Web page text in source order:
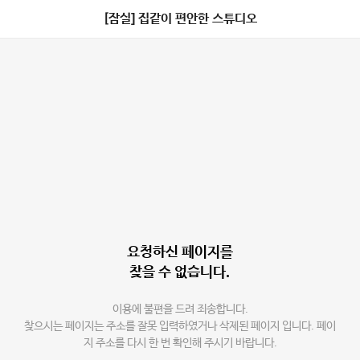
[잠실] 집같이 편안한 스튜디오
요청하신 페이지를
찾을 수 없습니다.
이용에 불편을 드려 죄송합니다.
찾으시는 페이지는 주소를 잘못 입력하였거나 삭제된 페이지 입니다. 페이
지 주소를 다시 한 번 확인해 주시기 바랍니다.